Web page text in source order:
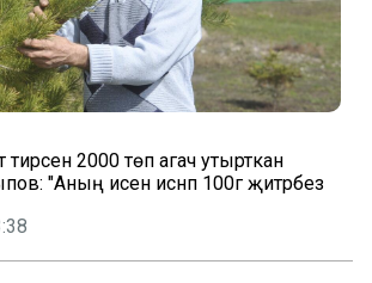
тирәсенә 2000 төп агач утырткан
"Аның исен иснәп 100гә җитәрбез